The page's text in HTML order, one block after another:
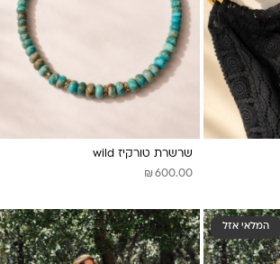
שרשרת טורקיז wild
₪ 600.00
המלאי אזל